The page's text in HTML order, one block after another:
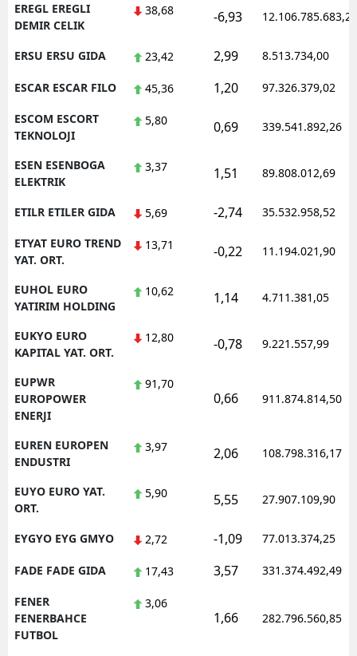
EREGL EREGLI
DEMIR CELIK
38,68 -6,93 12.106.785.683,20
ERSU ERSU GIDA 23,42 2,99 8.513.734,00
ESCAR ESCAR FILO 45,36 1,20 97.326.379,02
ESCOM ESCORT
TEKNOLOJI
5,80 0,69 339.541.892,26
ESEN ESENBOGA
ELEKTRIK
3,37 1,51 89.808.012,69
ETILR ETILER GIDA 5,69 -2,74 35.532.958,52
ETYAT EURO TREND
YAT. ORT.
13,71 -0,22 11.194.021,90
EUHOL EURO
YATIRIM HOLDING
10,62 1,14 4.711.381,05
EUKYO EURO
KAPITAL YAT. ORT.
12,80 -0,78 9.221.557,99
EUPWR
EUROPOWER
ENERJI
91,70
0,66 911.874.814,50
EUREN EUROPEN
ENDUSTRI
3,97 2,06 108.798.316,17
EUYO EURO YAT.
ORT.
5,90 5,55 27.907.109,90
EYGYO EYG GMYO 2,72 -1,09 77.013.374,25
FADE FADE GIDA 17,43 3,57 331.374.492,49
FENER
FENERBAHCE
FUTBOL
3,06
1,66 282.796.560,85